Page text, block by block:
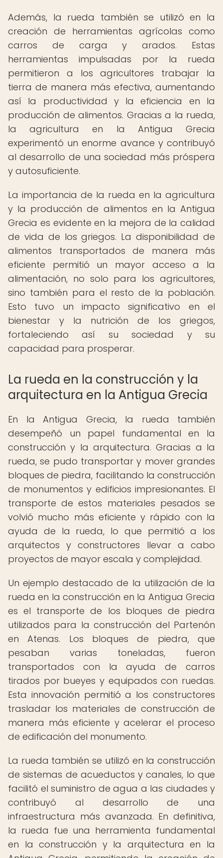
Además, la rueda también se utilizó en la
creación de herramientas agrícolas como
carros de carga y arados. Estas
herramientas impulsadas por la rueda
permitieron a los agricultores trabajar la
tierra de manera más efectiva, aumentando
así la productividad y la eficiencia en la
producción de alimentos. Gracias a la rueda,
la agricultura en la Antigua Grecia
experimentó un enorme avance y contribuyó
al desarrollo de una sociedad más próspera
y autosuficiente.
La importancia de la rueda en la agricultura
y la producción de alimentos en la Antigua
Grecia es evidente en la mejora de la calidad
de vida de los griegos. La disponibilidad de
alimentos transportados de manera más
eficiente permitió un mayor acceso a la
alimentación, no solo para los agricultores,
sino también para el resto de la población.
Esto tuvo un impacto significativo en el
bienestar y la nutrición de los griegos,
fortaleciendo así su sociedad y su
capacidad para prosperar.
La rueda en la construcción y la
arquitectura en la Antigua Grecia
En la Antigua Grecia, la rueda también
desempeñó un papel fundamental en la
construcción y la arquitectura. Gracias a la
rueda, se pudo transportar y mover grandes
bloques de piedra, facilitando la construcción
de monumentos y edificios impresionantes. El
transporte de estos materiales pesados se
volvió mucho más eficiente y rápido con la
ayuda de la rueda, lo que permitió a los
arquitectos y constructores llevar a cabo
proyectos de mayor escala y complejidad.
Un ejemplo destacado de la utilización de la
rueda en la construcción en la Antigua Grecia
es el transporte de los bloques de piedra
utilizados para la construcción del Partenón
en Atenas. Los bloques de piedra, que
pesaban varias toneladas, fueron
transportados con la ayuda de carros
tirados por bueyes y equipados con ruedas.
Esta innovación permitió a los constructores
trasladar los materiales de construcción de
manera más eficiente y acelerar el proceso
de edificación del monumento.
La rueda también se utilizó en la construcción
de sistemas de acueductos y canales, lo que
facilitó el suministro de agua a las ciudades y
contribuyó al desarrollo de una
infraestructura más avanzada. En definitiva,
la rueda fue una herramienta fundamental
en la construcción y la arquitectura en la